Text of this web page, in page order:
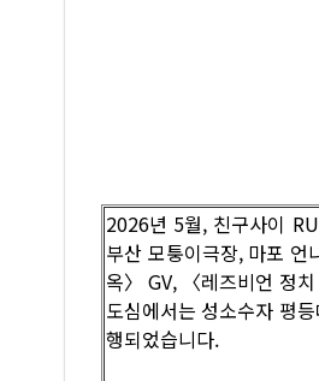
2026년 5월, 친구사이
부산 모퉁이극장, 마포
옥〉 GV, 〈레즈비언 정
도심에서는 성소수자 평
행되었습니다.